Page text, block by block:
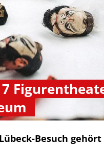
Besuch